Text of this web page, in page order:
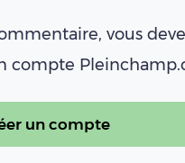
vous
compte
un compte